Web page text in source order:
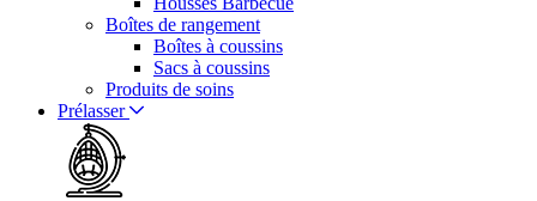
Boîtes de rangement
Boîtes à coussins
Sacs à coussins
Produits de soins
Prélasser